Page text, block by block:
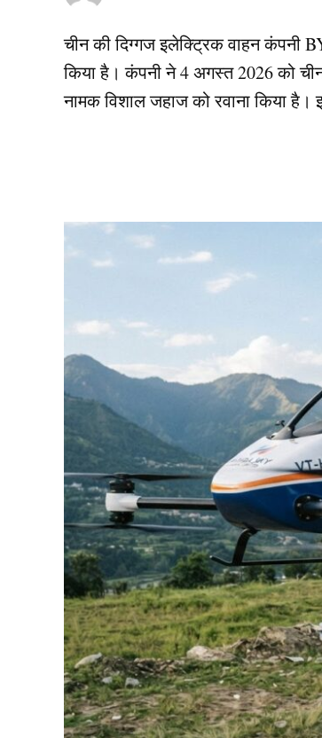
चीन की दिग्गज इलेक्ट्रिक वाहन कंपनी
किया है। कंपनी ने 4 अगस्त 2026 को
नामक विशाल जहाज को रवाना किया